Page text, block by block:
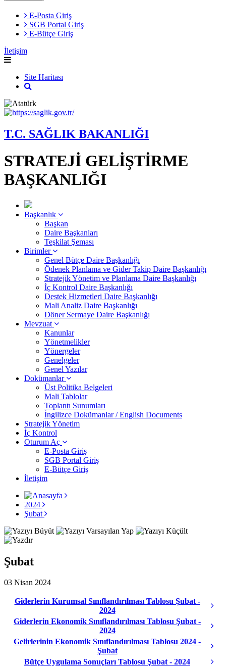
E-Posta Giriş
SGB Portal Giriş
E-Bütçe Giriş
İletişim
Site Haritası
T.C. SAĞLIK BAKANLIĞI
STRATEJİ GELİŞTİRME
BAŞKANLIĞI
Başkanlık
Başkan
Daire Başkanları
Teşkilat Şeması
Birimler
Genel Bütçe Daire Başkanlığı
Ödenek Planlama ve Gider Takip Daire Başkanlığı
Stratejik Yönetim ve Planlama Daire Başkanlığı
İç Kontrol Daire Başkanlığı
Destek Hizmetleri Daire Başkanlığı
Mali Analiz Daire Başkanlığı
Döner Sermaye Daire Başkanlığı
Mevzuat
Kanunlar
Yönetmelikler
Yönergeler
Genelgeler
Genel Yazılar
Dokümanlar
Üst Politika Belgeleri
Mali Tablolar
Toplantı Sunumları
İngilizce Dokümanlar / English Documents
Stratejik Yönetim
İç Kontrol
Oturum Aç
E-Posta Giriş
SGB Portal Giriş
E-Bütçe Giriş
İletişim
2024
Şubat
Şubat
03 Nisan 2024
Giderlerin Kurumsal Sınıflandırılması Tablosu Şubat -
2024
Giderlerin Ekonomik Sınıflandırılması Tablosu Şubat -
2024
Gelirlerinin Ekonomik Sınıflandırılması Tablosu 2024 -
Şubat
Bütçe Uygulama Sonuçları Tablosu Şubat - 2024